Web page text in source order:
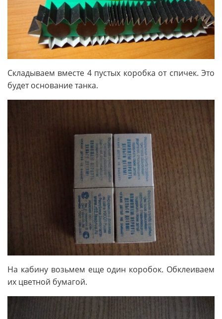
Складываем вместе 4 пустых коробка от спичек. Это
будет основание танка.
На кабину возьмем еще один коробок. Обклеиваем
их цветной бумагой.